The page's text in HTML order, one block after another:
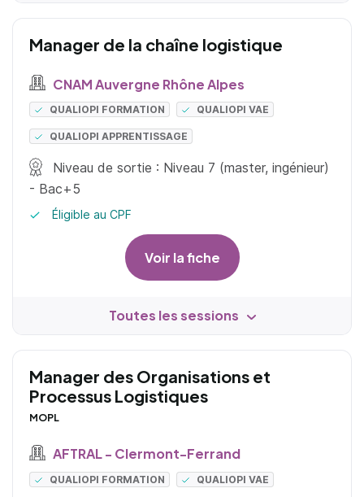
Manager de la chaîne logistique
CNAM Auvergne Rhône Alpes
QUALIOPI FORMATION QUALIOPI VAE
QUALIOPI APPRENTISSAGE
Niveau de sortie : Niveau 7 (master, ingénieur)
- Bac+5
Éligible au CPF
Voir la fiche
Toutes les sessions
Manager des Organisations et
Processus Logistiques
MOPL
AFTRAL - Clermont-Ferrand
QUALIOPI FORMATION QUALIOPI VAE